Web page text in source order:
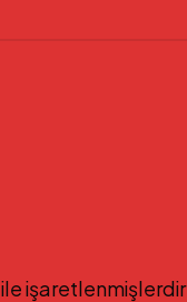
ile işaretlenmişlerdir